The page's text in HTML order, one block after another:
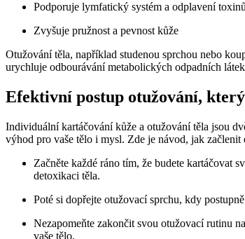
Podporuje lymfatický systém a odplavení
Zvyšuje pružnost a pevnost kůže
Otužování těla, například studenou sprchou nebo
urychluje odbourávání metabolických odpadních
Efektivní postup otužování,
Individuální kartáčování kůže a otužování těla jsou
výhod pro vaše tělo i mysl. Zde je návod, jak
Začněte každé ráno tím, že budete kartáčovat
detoxikaci těla.
Poté si dopřejte otužovací sprchu, kdy
Nezapomeňte zakončit svou otužovací rutinu
vaše tělo.